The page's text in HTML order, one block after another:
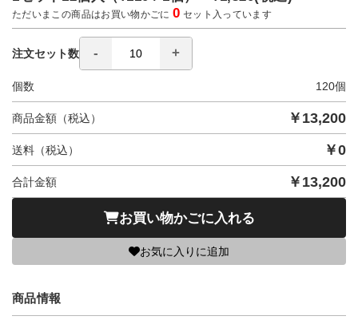
ただいまこの商品はお買い物かごに0 セット入っています
注文セット数
個数 120個
商品金額（税込） ￥ 13,200
送料（税込） ￥0
合計金額 ￥ 13,200
お買い物かごに入れる
お気に入りに追加
商品情報